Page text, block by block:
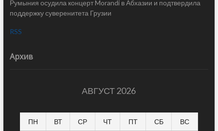
Румыния осудила концерт Morandi в Абхазии и подтвердила
поддержку суверенитета Грузии
RSS
Архив
АВГУСТ 2026
ПН ВТ СР ЧТ ПТ СБ ВС